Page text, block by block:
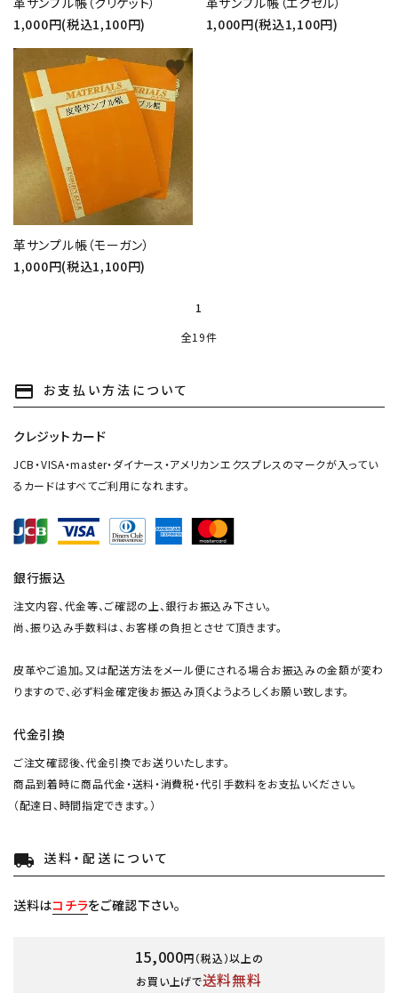
1,000円(税込1,100円)
1,000円(税込1,100円)
革サンプル帳（モーガン）
1,000円(税込1,100円)
favorite
1
全19件
カテゴリー
検索する
payment お支払い方法について
クレジットカード
JCB・VISA・master・ダイナース・アメリカンエクスプレスのマークが入ってい
るカードはすべてご利用になれます。
銀行振込
注文内容、代金等、ご確認の上、銀行お振込み下さい。
尚、振り込み手数料は、お客様の負担とさせて頂きます。
皮革やご追加。又は配送方法をメール便にされる場合お振込みの金額が変わ
りますので、必ず料金確定後お振込み頂くようよろしくお願い致します。
代金引換
ご注文確認後、代金引換でお送りいたします。
商品到着時に商品代金・送料・消費税・代引手数料をお支払いください。
（配達日、時間指定できます。）
local_shipping 送料・配送について
送料はコチラをご確認下さい。
15,000円（税込）以上の
お買い上げで送料無料